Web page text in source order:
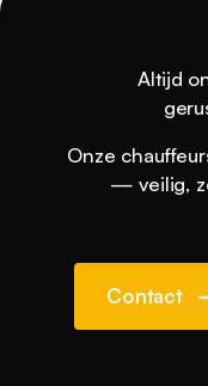
Altijd
Onze
— veilig,
Contact